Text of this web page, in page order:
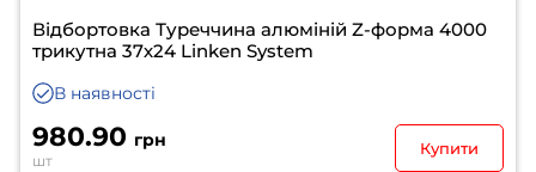
Відбортовка Туреччина алюміній Z-форма 4000
трикутна 37х24 Linken System
В наявності
980.90 грн
шт
Купити